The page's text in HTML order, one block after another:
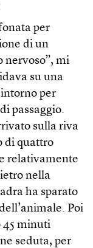
per
di un
nervoso”, mi
su una
per
passaggio.
sulla riva
di quattro
relativamente
nella
ha sparato
Poi
45 minuti
seduta, per